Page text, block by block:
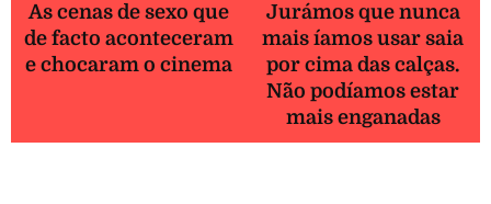
As cenas de sexo que
de facto aconteceram
e chocaram o cinema
Jurámos que nunca
mais íamos usar saia
por cima das calças.
Não podíamos estar
mais enganadas